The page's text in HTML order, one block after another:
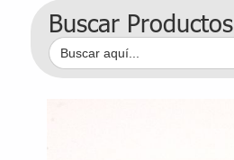
Buscar Productos
Buscar: